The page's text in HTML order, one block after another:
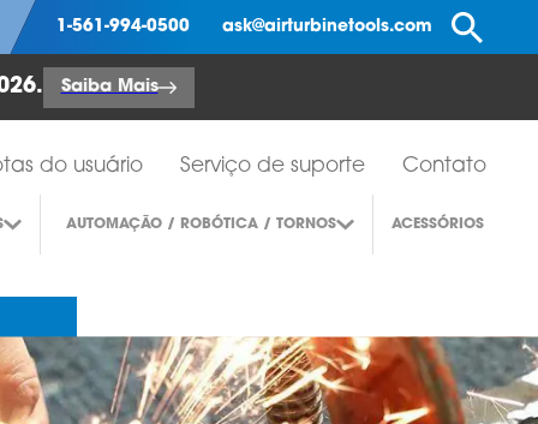
1-561-994-0500 ask@airturbinetools.com
Saiba Mais
do usuário Serviço de suporte Contato
AUTOMAÇÃO / ROBÓTICA / TORNOS ACESSÓRIOS